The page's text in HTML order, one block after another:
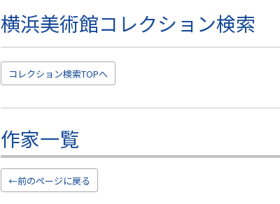
横浜美術館コレクション検索
コレクション検索TOPへ
作家一覧
←前のページに戻る